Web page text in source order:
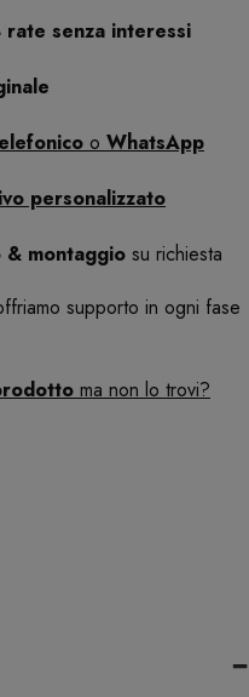
rate senza interessi
o WhatsApp
personalizzato
& montaggio su richiesta
supporto in ogni fase
ma non lo trovi?
-